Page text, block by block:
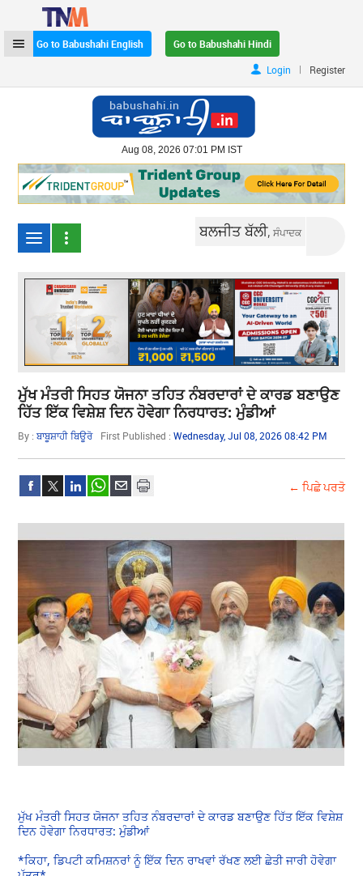
Go to Babushahi English
Go to Babushahi Hindi
Login
| Register
Aug 08, 2026 07:01 PM IST
ਬਲਜੀਤ ਬੱਲੀ,ਸੰਪਾਦਕ
ਮੁੱਖ ਮੰਤਰੀ ਸਿਹਤ ਯੋਜਨਾ ਤਹਿਤ ਨੰਬਰਦਾਰਾਂ ਦੇ ਕਾਰਡ ਬਣਾਉਣ
ਹਿੱਤ ਇੱਕ ਵਿਸ਼ੇਸ਼ ਦਿਨ ਹੋਵੇਗਾ ਨਿਰਧਾਰਤ: ਮੁੰਡੀਆਂ
By :ਬਾਬੂਸ਼ਾਹੀ ਬਿਊਰੋ First Published :Wednesday, Jul 08, 2026 08:42 PM
← ਪਿਛੇ ਪਰਤੋ
ਮੁੱਖ ਮੰਤਰੀ ਸਿਹਤ ਯੋਜਨਾ ਤਹਿਤ ਨੰਬਰਦਾਰਾਂ ਦੇ ਕਾਰਡ ਬਣਾਉਣ ਹਿੱਤ ਇੱਕ ਵਿਸ਼ੇਸ਼
ਦਿਨ ਹੋਵੇਗਾ ਨਿਰਧਾਰਤ: ਮੁੰਡੀਆਂ
*ਕਿਹਾ, ਡਿਪਟੀ ਕਮਿਸ਼ਨਰਾਂ ਨੂੰ ਇੱਕ ਦਿਨ ਰਾਖਵਾਂ ਰੱਖਣ ਲਈ ਛੇਤੀ ਜਾਰੀ ਹੋਵੇਗਾ